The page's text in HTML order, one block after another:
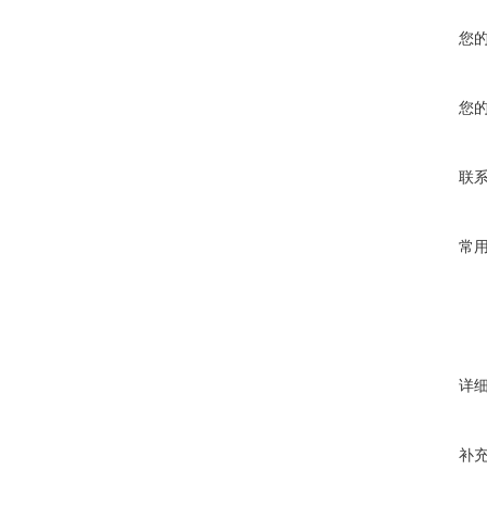
您
您
联
常
详
补